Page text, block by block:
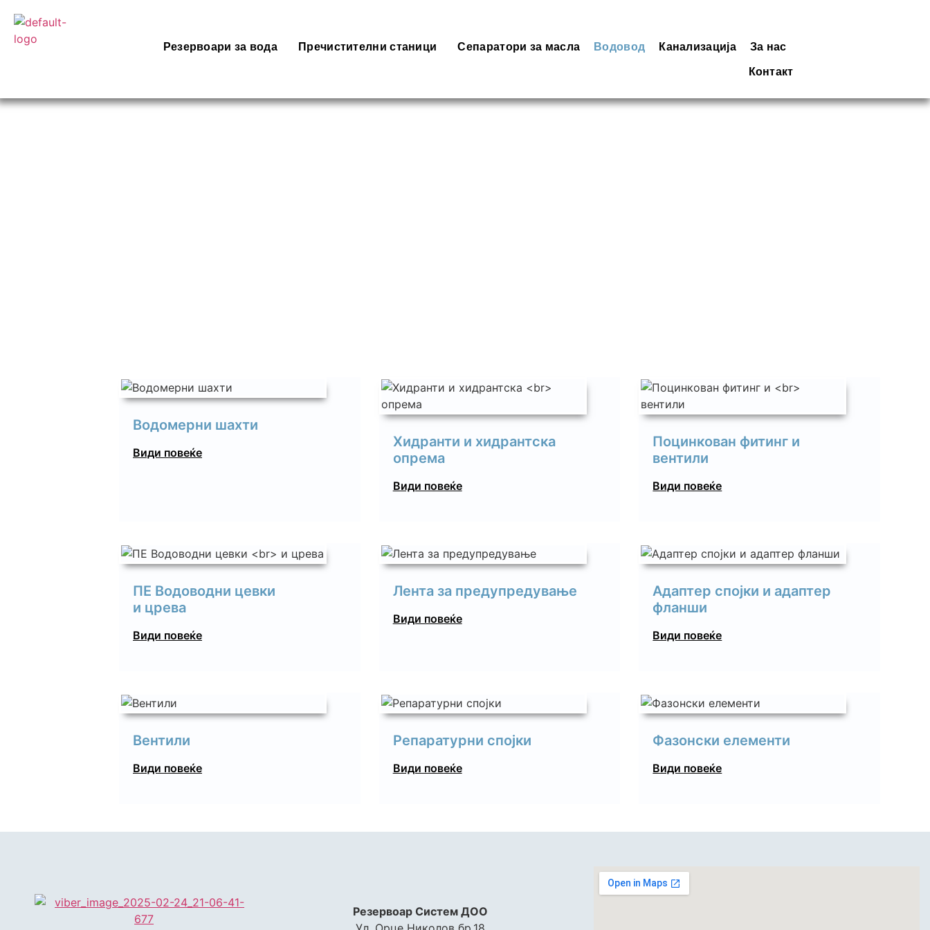
Резервоари за вода Пречистителни станици Сепаратори за масла Водовод Канализација За нас
Контакт
Водомерни шахти
Види повеќе
Хидранти и хидрантска
опрема
Види повеќе
Поцинкован фитинг и
вентили
Види повеќе
ПЕ Водоводни цевки
и црева
Види повеќе
Лента за предупредување
Види повеќе
Адаптер спојки и адаптер
фланши
Види повеќе
Вентили
Види повеќе
Репаратурни спојки
Види повеќе
Фазонски елементи
Види повеќе
Резервоар Систем ДОО